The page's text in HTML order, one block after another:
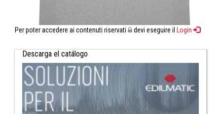
Per poter accedere ai contenuti riservati devi eseguire il Login
Descarga el catálogo